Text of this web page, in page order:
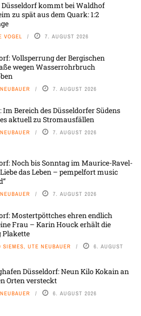
kommt bei Waldhof
zu spät aus dem Quark: 1:2
VOGEL 7. AUGUST 2026
Vollsperrung der Bergischen
wegen Wasserrohrbruch
7. AUGUST 2026
Im Bereich des Düsseldorfer Südens
aktuell zu Stromausfällen
7. AUGUST 2026
Noch bis Sonntag im Maurice-Ravel-
das Leben – pempelfort music
7. AUGUST 2026
Mostertpöttches ehren endlich
Frau – Karin Houck erhält die
Plakette
SIEMES, UTE NEUBAUER 6. AUGUST
Düsseldorf: Neun Kilo Kokain an
Orten versteckt
6. AUGUST 2026